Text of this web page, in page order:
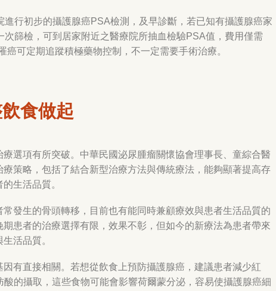
進行初步的攝護腺癌 PSA檢測，及早診斷，若已知有攝護腺癌家
次篩檢，可到居家附近之醫療院所抽血檢驗 PSA值，費用僅需
癌可定期追蹤積極藥物控制，不一定需要手術治療。
食做起
選項有所突破。中華民國泌尿腫瘤關懷協會理事長、童綜合醫
策略，包括了結合新型治療方法與傳統療法，能夠顯著提高存
生活品質。
發生的骨頭轉移，目前也有能同時兼顧療效與患者生活品質的
患者的治療選擇有限，效果不彰，但如今的新療法為患者帶來
活品質。
有直接相關。若想從飲食上預防攝護腺癌，建議患者減少紅
酸的攝取，這些食物可能會影響荷爾蒙分泌，容易使攝護腺癌細